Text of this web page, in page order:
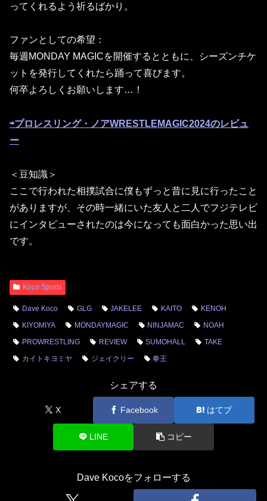
ってくれるよう祈るばかり。
ファンとしての希望：
毎週MONDAY MAGICを開催するとともに、シーズンチケ
ットを発行してくれたら踊って喜びます。
何卒よろしくお願いします…！
⇨プロレスリング・ノアWRESTLEMAGIC2024のレビュ
ー
＜豆知識＞
ここで行われた相撲試合に僕もずっと昔に見に行ったこと
がありますが、その時一緒にいた友人と二人でフジテレビ
にインタビューされたのは今になっても面白かった思い出
です。
Koco Sports
Dave Koco GLG JAKELEE KAITO
KENOH
KIYOMIYA
MONDAYMAGIC NINJAMAC
NOAH
PROWRESTLING
REVIEW SUMOHALL
TAKE
カイトキヨミヤ
ジェイクリー 拳王
シェアする
X Facebook はてブ
LINE コピー
Dave Kocoをフォローする